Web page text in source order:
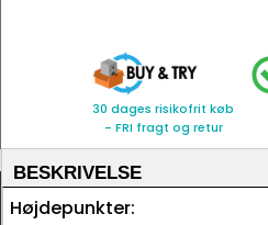
30 dages risikofrit køb
- FRI fragt og retur
BESKRIVELSE
Højdepunkter: